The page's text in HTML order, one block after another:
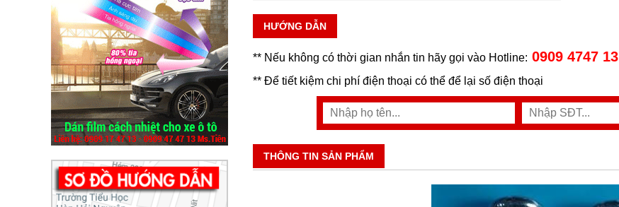
HƯỚNG DẪN
** Nếu không có thời gian nhắn tin hãy gọi vào Hotline: 0909 4747 13
** Để tiết kiệm chi phí điện thoại có thể để lại số điện thoại
THÔNG TIN SẢN PHẨM